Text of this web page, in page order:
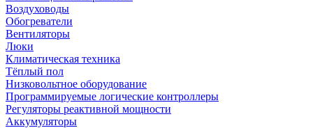
Воздуховоды
Обогреватели
Вентиляторы
Люки
Климатическая техника
Тёплый пол
Низковольтное оборудование
Программируемые логические контроллеры
Регуляторы реактивной мощности
Аккумуляторы